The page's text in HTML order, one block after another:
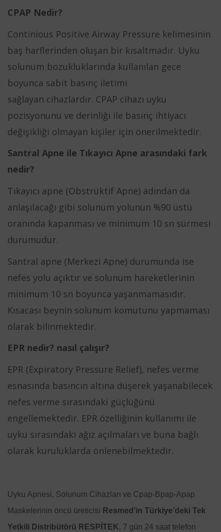
CPAP Nedir?
Continious Positive Airway Pressure kelimesinin
baş harflerinden oluşan bir kısaltmadır. Uyku
solunum bozukluklarında kullanılan gece
boyunca sabit basınç iletimi
sağlayan cihazlardır. CPAP cihazı uyku
pozisyonunu ve derinliği ile basınç ihtiyacı
değişikliği olmayan kişiler için önerilmektedir.
Santral Apne ile Tıkayıcı Apne arasındaki fark
nedir?
Tıkayıcı apne (Obstrüktif Apne) adından da
anlaşılacağı gibi solunum yolunun %90 üstü
oranında kapanması ve minimum 10 sn sürmesi
durumudur.
Santral apne (Merkezi Apne) durumunda ise
nefes yolu açıktır ve solunum hareketlerinin
minimum 10 sn boyunca yaşanmamasıdır.
Kısacası beynin solunum komutunu yapmaması
olarak bilinmektedir.
EPR nedir? nasıl çalışır?
EPR (Expiratory Pressure Relief), nefes verme
esnasında basıncın altına düşerek yaşanabilecek
nefes verme sırasındaki güçlüğünü
engellemektedir. EPR özelliğinin kullanımı ile
uyku sırasındaki ağız açılmaları ve buna bağlı
olarak kuruluklarda önlenebilmektedir.
Uyku Apnesi, Solunum Cihazları ve Cpap-Bpap-Apap
Maskelerinin öncü üreticisi Resmed’in Türkiye’deki Tek
Yetkili Distribütörü RESPİTEK, 7 gün 24 saat telefon